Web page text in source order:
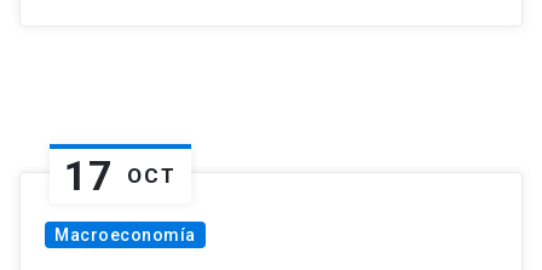
17 OCT
Macroeconomía